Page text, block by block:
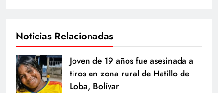
Noticias Relacionadas
Joven de 19 años fue asesinada a
tiros en zona rural de Hatillo de
Loba, Bolívar